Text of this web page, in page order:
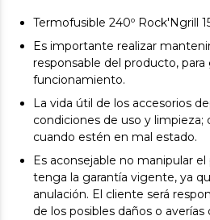
Termofusible 240º Rock'Ngrill
Es importante realizar
responsable del producto,
funcionamiento.
La vida útil de los accesorios
condiciones de uso y
cuando estén en mal estado.
Es aconsejable no manipular
tenga la garantía vigente, ya
anulación. El cliente será
de los posibles daños o